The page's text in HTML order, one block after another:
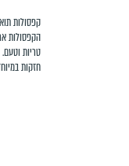
קפסולות
הקפסולות
חזקות